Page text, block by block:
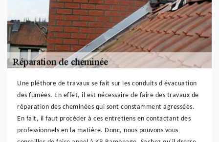
Une pléthore de travaux se fait sur les conduits d'évacuation
des fumées. En effet, il est nécessaire de faire des travaux de
réparation des cheminées qui sont constamment agressées.
En fait, il faut procéder à ces entretiens en contactant des
professionnels en la matière. Donc, nous pouvons vous